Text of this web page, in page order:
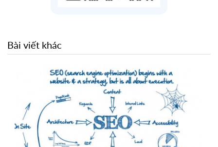
Bài viết khác